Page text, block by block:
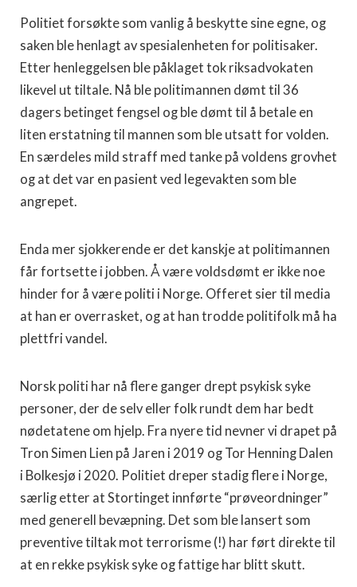
Politiet forsøkte som vanlig å beskytte sine egne, og
saken ble henlagt av spesialenheten for politisaker.
Etter henleggelsen ble påklaget tok riksadvokaten
likevel ut tiltale. Nå ble politimannen dømt til 36
dagers betinget fengsel og ble dømt til å betale en
liten erstatning til mannen som ble utsatt for volden.
En særdeles mild straff med tanke på voldens grovhet
og at det var en pasient ved legevakten som ble
angrepet.
Enda mer sjokkerende er det kanskje at politimannen
får fortsette i jobben. Å være voldsdømt er ikke noe
hinder for å være politi i Norge. Offeret sier til media
at han er overrasket, og at han trodde politifolk må ha
plettfri vandel.
Norsk politi har nå flere ganger drept psykisk syke
personer, der de selv eller folk rundt dem har bedt
nødetatene om hjelp. Fra nyere tid nevner vi drapet på
Tron Simen Lien på Jaren i 2019 og Tor Henning Dalen
i Bolkesjø i 2020. Politiet dreper stadig flere i Norge,
særlig etter at Stortinget innførte “prøveordninger”
med generell bevæpning. Det som ble lansert som
preventive tiltak mot terrorisme (!) har ført direkte til
at en rekke psykisk syke og fattige har blitt skutt.